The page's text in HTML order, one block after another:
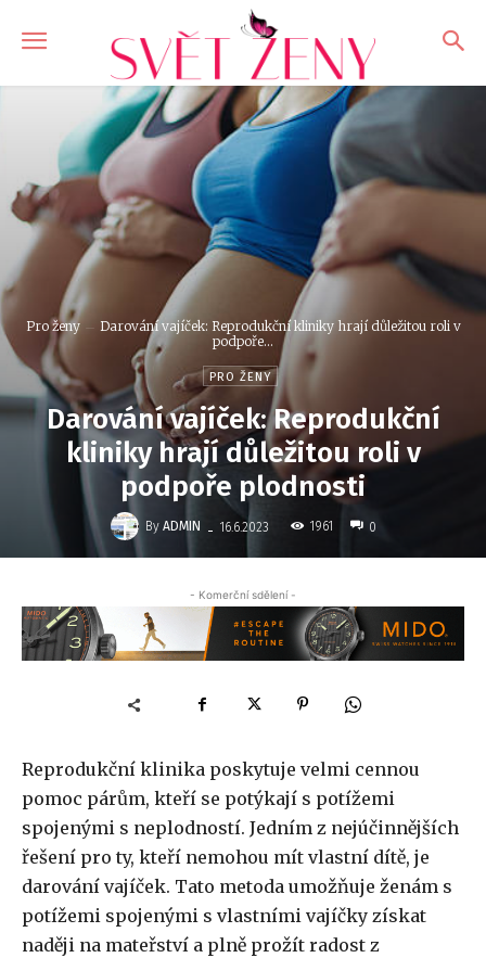
Pro ženy
Darování vajíček: Reprodukční kliniky hrají důležitou roli v
podpoře...
PRO ŽENY
Darování vajíček: Reprodukční
kliniky hrají důležitou roli v
podpoře plodnosti
By ADMIN - 16.6.2023 1961 0
- Komerční sdělení -
Reprodukční klinika poskytuje velmi cennou
pomoc párům, kteří se potýkají s potížemi
spojenými s neplodností. Jedním z nejúčinnějších
řešení pro ty, kteří nemohou mít vlastní dítě, je
darování vajíček. Tato metoda umožňuje ženám s
potížemi spojenými s vlastními vajíčky získat
naději na mateřství a plně prožít radost z